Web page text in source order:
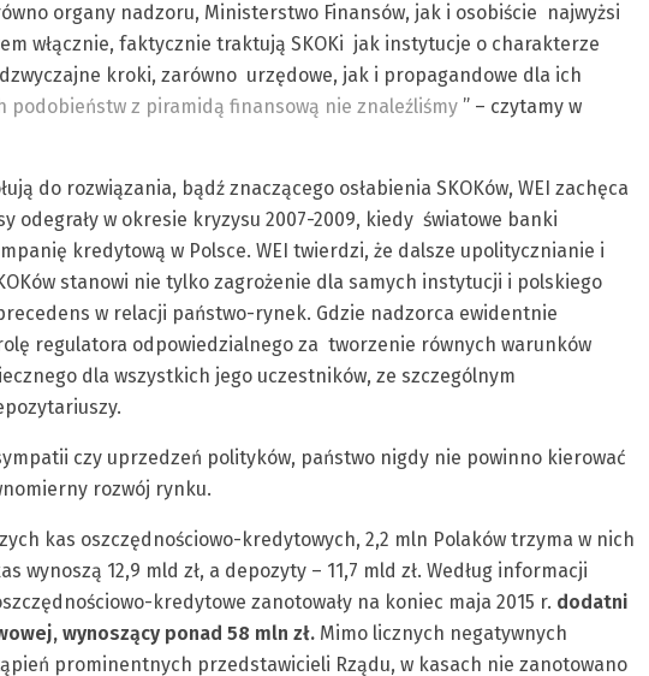
organy nadzoru, Ministerstwo Finansów, jak i osobiście najwyżsi
włącznie, faktycznie traktują SKOKi jak instytucje o charakterze
kroki, zarówno urzędowe, jak i propagandowe dla ich
podobieństw z piramidą finansową nie znaleźliśmy ” – czytamy w
do rozwiązania, bądź znaczącego osłabienia SKOKów, WEI zachęca
odegrały w okresie kryzysu 2007-2009, kiedy światowe banki
kredytową w Polsce. WEI twierdzi, że dalsze upolitycznianie i
stanowi nie tylko zagrożenie dla samych instytucji i polskiego
w relacji państwo-rynek. Gdzie nadzorca ewidentnie
regulatora odpowiedzialnego za tworzenie równych warunków
dla wszystkich jego uczestników, ze szczególnym
czy uprzedzeń polityków, państwo nigdy nie powinno kierować
rozwój rynku.
kas oszczędnościowo-kredytowych, 2,2 mln Polaków trzyma w nich
wynoszą 12,9 mld zł, a depozyty – 11,7 mld zł. Według informacji
kredytowe zanotowały na koniec maja 2015 r. dodatni
wynoszący ponad 58 mln zł. Mimo licznych negatywnych
prominentnych przedstawicieli Rządu, w kasach nie zanotowano